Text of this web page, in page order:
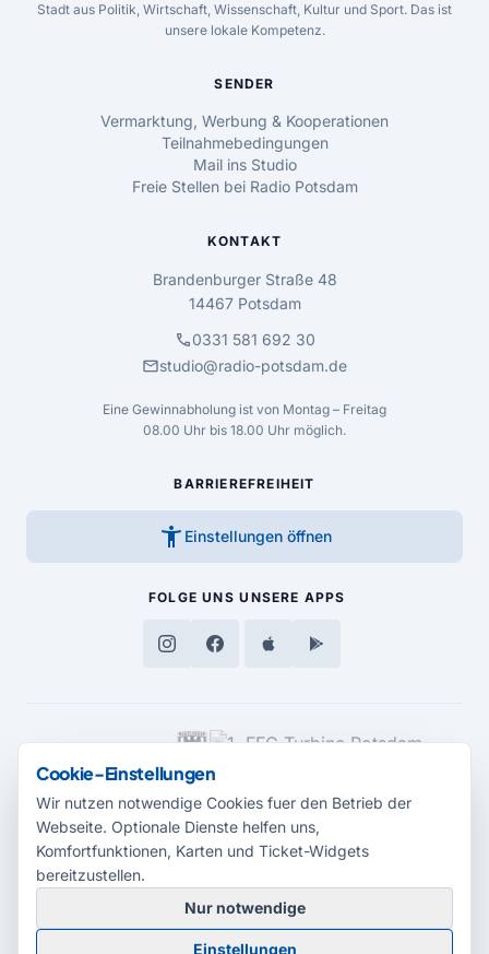
Stadt aus Politik, Wirtschaft, Wissenschaft, Kultur und Sport. Das ist
unsere lokale Kompetenz.
SENDER
Vermarktung, Werbung & Kooperationen
Teilnahmebedingungen
Mail ins Studio
Freie Stellen bei Radio Potsdam
KONTAKT
Brandenburger Straße 48
14467 Potsdam
call0331 581 692 30
mailstudio@radio-potsdam.de
Eine Gewinnabholung ist von Montag – Freitag
08.00 Uhr bis 18.00 Uhr möglich.
BARRIEREFREIHEIT
accessibility_new Einstellungen öffnen
FOLGE UNS UNSERE APPS
MEDIENPARTNER
© 2026 Radio Potsdam. Webseite entwickelt durch dieMedienagentur
Babelsberg
Cookie-Einstellungen
Wir nutzen notwendige Cookies fuer den Betrieb der
Webseite. Optionale Dienste helfen uns,
Komfortfunktionen, Karten und Ticket-Widgets
bereitzustellen.
Nur notwendige
Einstellungen